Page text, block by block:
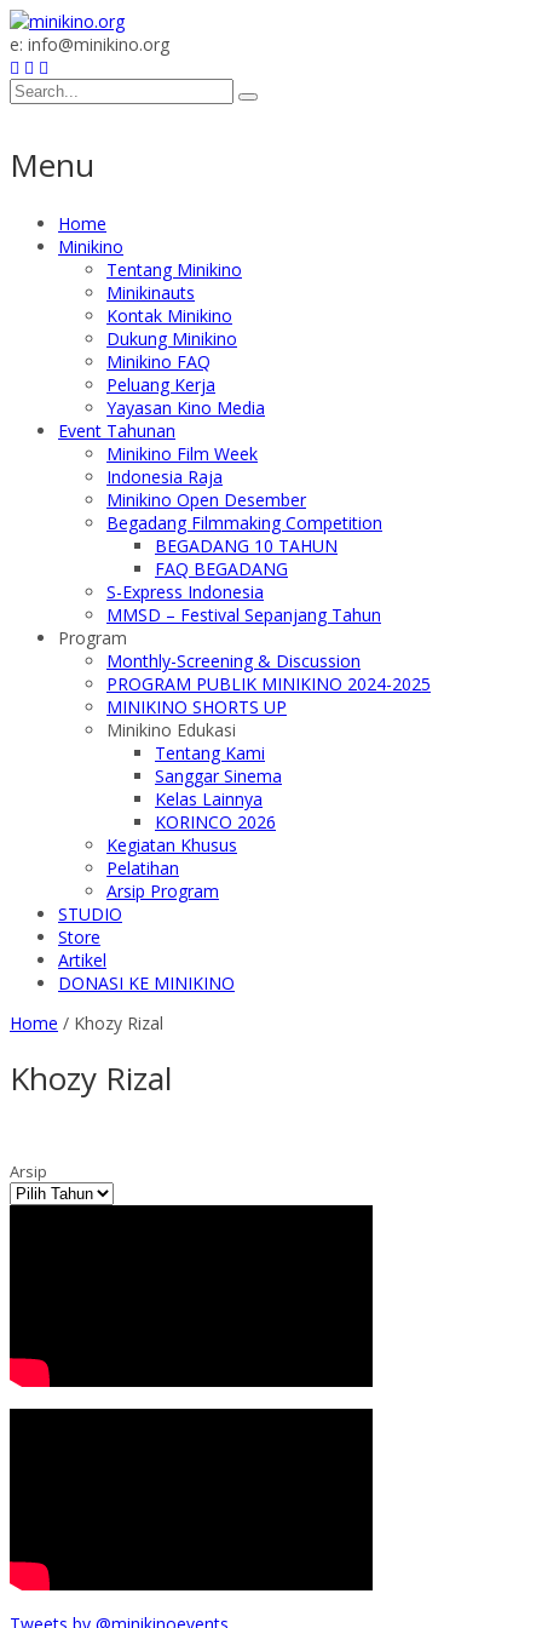
e: info@minikino.org
Menu
Home
Minikino
Tentang Minikino
Minikinauts
Kontak Minikino
Dukung Minikino
Minikino FAQ
Peluang Kerja
Yayasan Kino Media
Event Tahunan
Minikino Film Week
Indonesia Raja
Minikino Open Desember
Begadang Filmmaking Competition
BEGADANG 10 TAHUN
FAQ BEGADANG
S-Express Indonesia
MMSD – Festival Sepanjang Tahun
Program
Monthly-Screening & Discussion
PROGRAM PUBLIK MINIKINO 2024-2025
MINIKINO SHORTS UP
Minikino Edukasi
Tentang Kami
Sanggar Sinema
Kelas Lainnya
KORINCO 2026
Kegiatan Khusus
Pelatihan
Arsip Program
STUDIO
Store
Artikel
DONASI KE MINIKINO
Home / Khozy Rizal
Khozy Rizal
Arsip